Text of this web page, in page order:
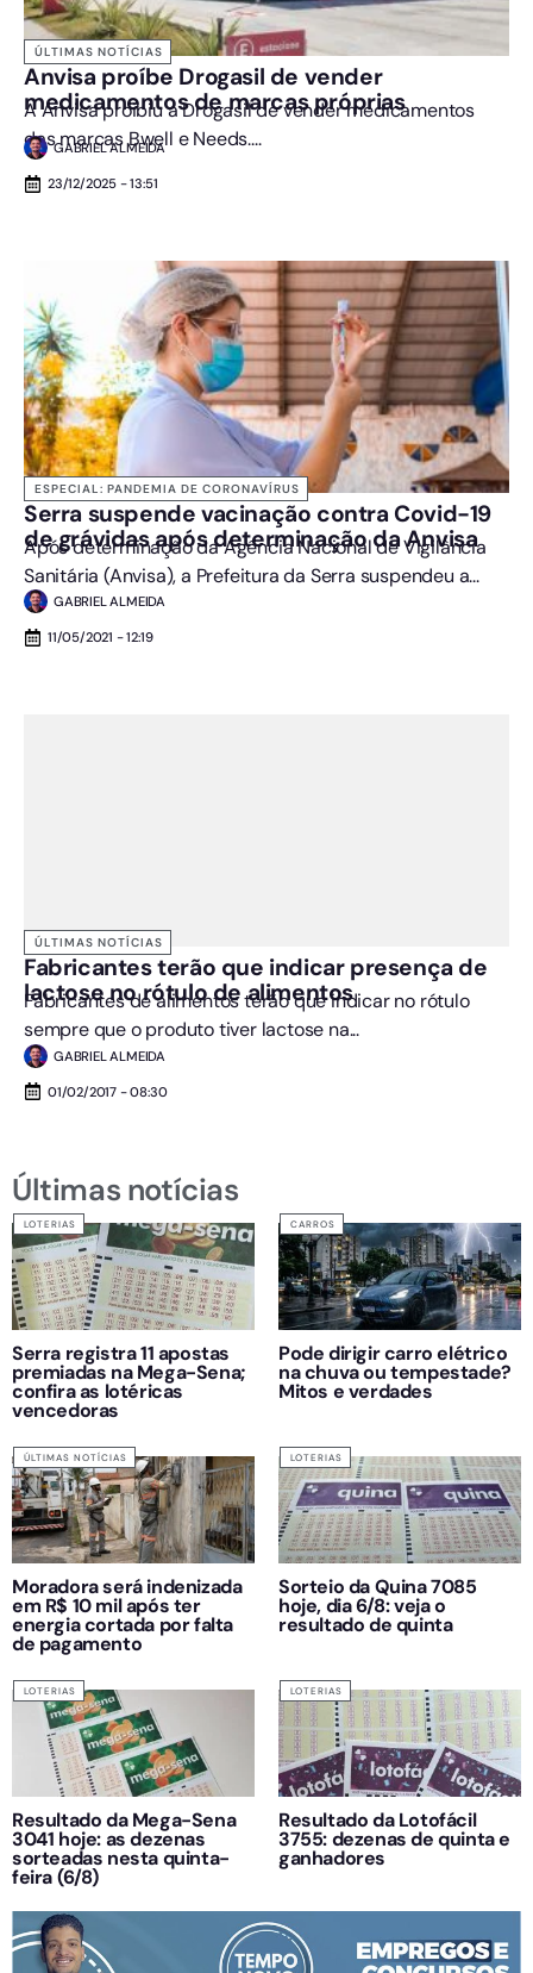
ÚLTIMAS NOTÍCIAS
Anvisa proíbe Drogasil de vender
medicamentos de marcas próprias
A Anvisa proibiu a Drogasil de vender medicamentos
das marcas Bwell e Needs....
GABRIEL ALMEIDA
23/12/2025 - 13:51
ESPECIAL: PANDEMIA DE CORONAVÍRUS
Serra suspende vacinação contra Covid-19
de grávidas após determinação da Anvisa
Após determinação da Agência Nacional de Vigilância
Sanitária (Anvisa), a Prefeitura da Serra suspendeu a...
GABRIEL ALMEIDA
11/05/2021 - 12:19
ÚLTIMAS NOTÍCIAS
Fabricantes terão que indicar presença de
lactose no rótulo de alimentos
Fabricantes de alimentos terão que indicar no rótulo
sempre que o produto tiver lactose na...
GABRIEL ALMEIDA
01/02/2017 - 08:30
Últimas notícias
LOTERIAS
Serra registra 11 apostas
premiadas na Mega-Sena;
confira as lotéricas
vencedoras
CARROS
Pode dirigir carro elétrico
na chuva ou tempestade?
Mitos e verdades
ÚLTIMAS NOTÍCIAS
Moradora será indenizada
em R$ 10 mil após ter
energia cortada por falta
de pagamento
LOTERIAS
Sorteio da Quina 7085
hoje, dia 6/8: veja o
resultado de quinta
LOTERIAS
Resultado da Mega-Sena
3041 hoje: as dezenas
sorteadas nesta quinta-
feira (6/8)
LOTERIAS
Resultado da Lotofácil
3755: dezenas de quinta e
ganhadores